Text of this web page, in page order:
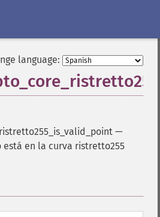
language:
—
está en la curva ristretto255